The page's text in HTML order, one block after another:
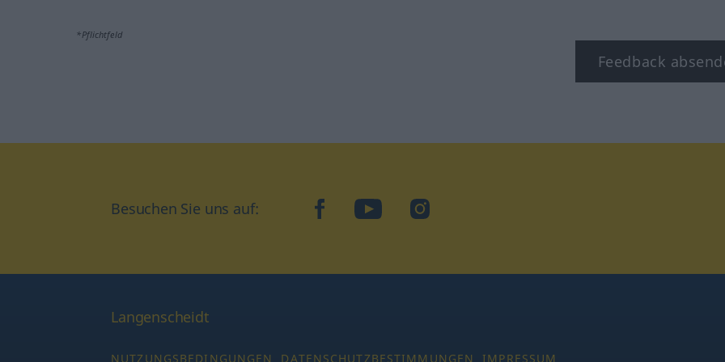
*Pflichtfeld
Feedback
Besuchen Sie uns auf: facebookYouTubeInstagram
Langenscheidt
NUTZUNGSBEDINGUNGEN DATENSCHUTZBESTIMMUNGEN IMPRESSUM